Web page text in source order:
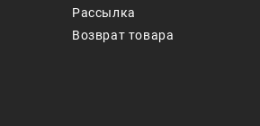
Рассылка
Возврат товара